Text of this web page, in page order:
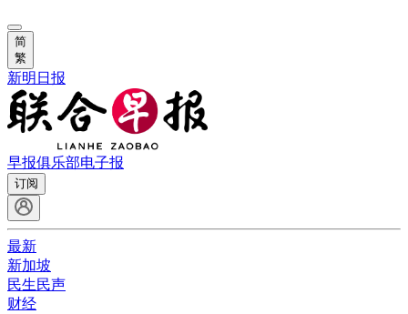
简
繁
新明日报
早报俱乐部电子报
订阅
最新
新加坡
民生民声
财经